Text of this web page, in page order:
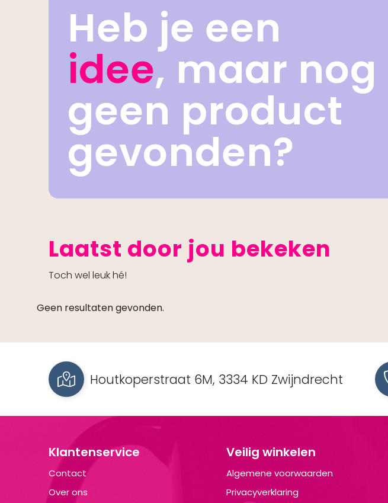
Heb je een
idee, maar nog
geen product
gevonden?
Laatst door jou bekeken
Toch wel leuk hé!
Geen resultaten gevonden.
Houtkoperstraat 6M, 3334 KD Zwijndrecht
Klantenservice
Contact
Over ons
Veilig winkelen
Algemene voorwaarden
Privacyverklaring